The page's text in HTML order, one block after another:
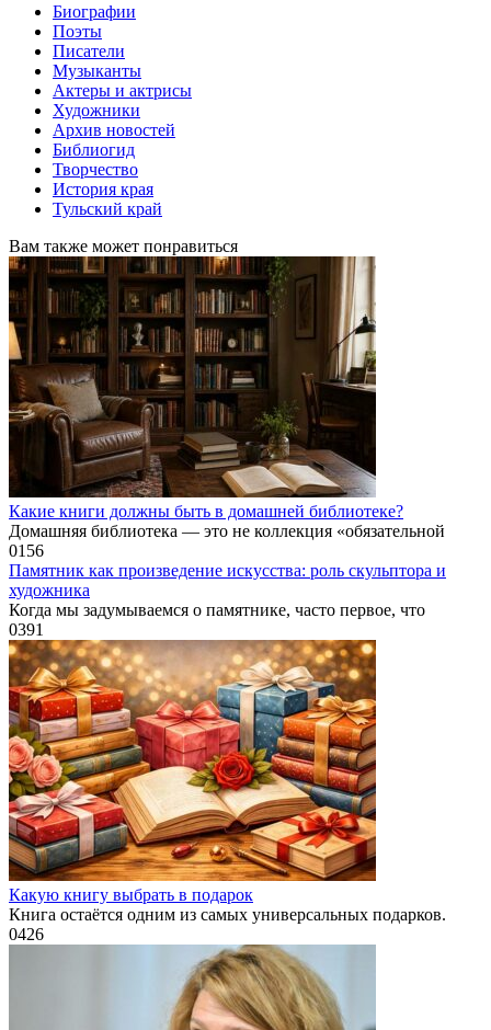
Биографии
Поэты
Писатели
Музыканты
Актеры и актрисы
Художники
Архив новостей
Библиогид
Творчество
История края
Тульский край
Вам также может понравиться
Какие книги должны быть в домашней библиотеке?
Домашняя библиотека — это не коллекция «обязательной
0156
Памятник как произведение искусства: роль скульптора и
художника
Когда мы задумываемся о памятнике, часто первое, что
0391
Какую книгу выбрать в подарок
Книга остаётся одним из самых универсальных подарков.
0426